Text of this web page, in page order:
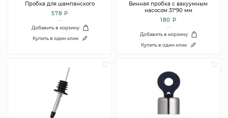
Пробка для шампанского
578 Р
Добавить в корзину
Купить в один клик
Винная пробка с вакуумным
насосом 31*90 мм
180 Р
Добавить в корзину
Купить в один клик